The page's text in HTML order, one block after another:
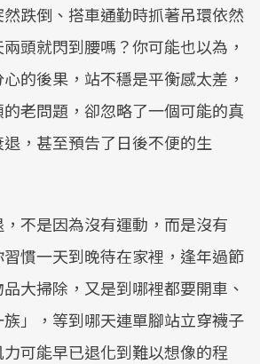
跌倒、搭車通勤時抓著吊環依然
頭就閃到腰嗎？你可能也以為，
的後果，站不穩是平衡感太差，
老問題，卻忽略了一個可能的真
，甚至預告了日後不便的生
不是因為沒有運動，而是沒有
習慣一天到晚待在家裡，逢年過節
大掃除，又是到哪裡都要開車、
」，等到哪天連單腳站立穿襪子
可能早已退化到難以想像的程